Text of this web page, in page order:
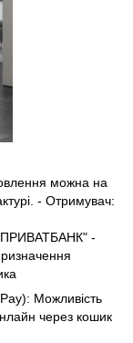
можна на
- Отримувач:
-
Можливість
через кошик